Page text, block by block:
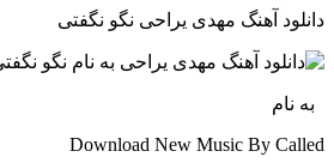
دانلود آهنگ مهدی یراحی نگو نگفتی
به نام
Download New Music By Called